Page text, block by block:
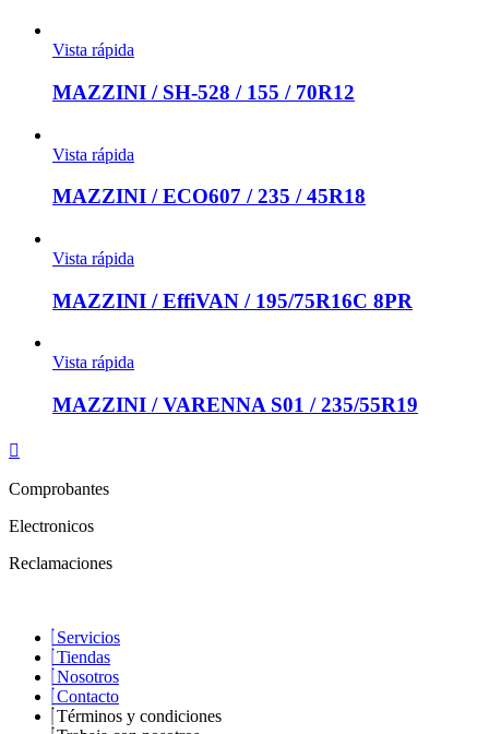
Vista rápida
MAZZINI / SH-528 / 155 / 70R12
Vista rápida
MAZZINI / ECO607 / 235 / 45R18
Vista rápida
MAZZINI / EffiVAN / 195/75R16C 8PR
Vista rápida
MAZZINI / VARENNA S01 / 235/55R19
Comprobantes
Electronicos
Reclamaciones
Servicios
Tiendas
Nosotros
Contacto
Términos y condiciones